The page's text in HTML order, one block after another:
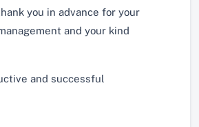
you in advance for your
and your kind
and successful